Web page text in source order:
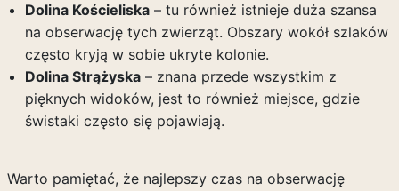
Dolina Kościeliska– tu również istnieje duża szansa
na obserwację tych zwierząt. Obszary wokół szlaków
często kryją w sobie ukryte kolonie.
Dolina Strążyska– znana przede wszystkim z
pięknych widoków, jest to również miejsce, gdzie
świstaki często się pojawiają.
Warto pamiętać, że najlepszy czas na obserwację